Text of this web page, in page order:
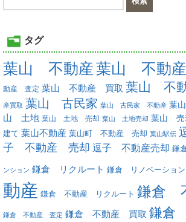
タグ
葉山 不動産葉山 不動
動産 査定 葉山 不動産 買取 葉山 不
産買取 葉山 古民家 葉山 古民家 不動産 葉
山 土地 葉山 土地 売却 葉山 土地売却 葉山
建て 葉山不動産 葉山町 不動産 売却 葉山駅伝
子 不動産 売却 逗子 不動産売却 鎌
ンション 鎌倉 リクルート 鎌倉 リノベーション
動産 鎌倉 不動産 リクルート 鎌倉
鎌倉 不動産 査定 鎌倉 不動産 買取 鎌倉